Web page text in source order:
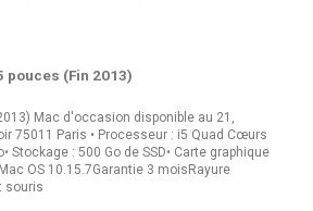
pouces (Fin 2013)
Mac d'occasion disponible au 21,
75011 Paris • Processeur : i5 Quad Cœurs
Stockage : 500 Go de SSD• Carte graphique
OS 10.15.7Garantie 3 moisRayure
souris